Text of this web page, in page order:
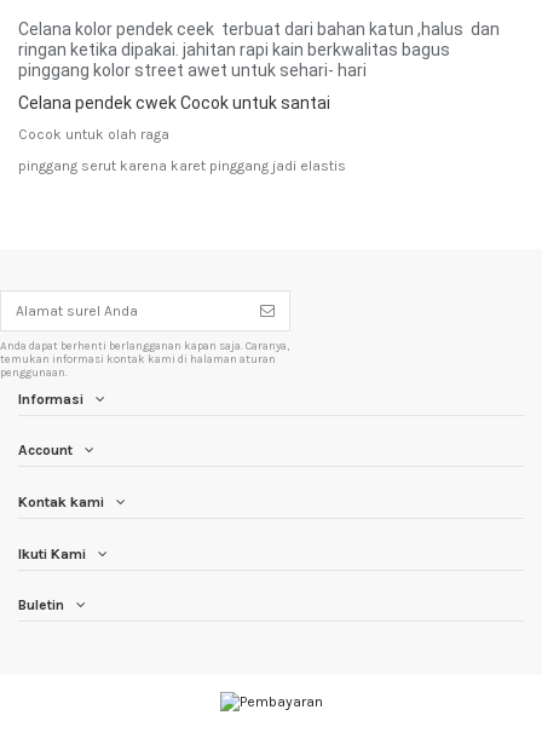
Celana kolor pendek ceek terbuat dari bahan katun ,halus dan
ringan ketika dipakai. jahitan rapi kain berkwalitas bagus
pinggang kolor street awet untuk sehari- hari
Celana pendek cwek Cocok untuk santai
Cocok untuk olah raga
pinggang serut karena karet pinggang jadi elastis
Anda dapat berhenti berlangganan kapan saja. Caranya,
temukan informasi kontak kami di halaman aturan
penggunaan.
Informasi
Account
Kontak kami
Ikuti Kami
Buletin